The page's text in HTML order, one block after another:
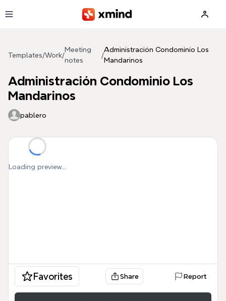
Templates/Work/
Meeting
notes
/
Administración Condominio Los
Mandarinos
Administración Condominio Los
Mandarinos
pablero
Loading preview...
Favorites Share Report